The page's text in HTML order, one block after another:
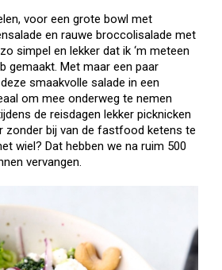
voor een grote bowl met
en rauwe broccolisalade met
simpel en lekker dat ik ‘m meteen
gemaakt. Met maar een paar
smaakvolle salade in een
om mee onderweg te nemen
de reisdagen lekker picknicken
zonder bij van de fastfood ketens te
wiel? Dat hebben we na ruim 500
vervangen.